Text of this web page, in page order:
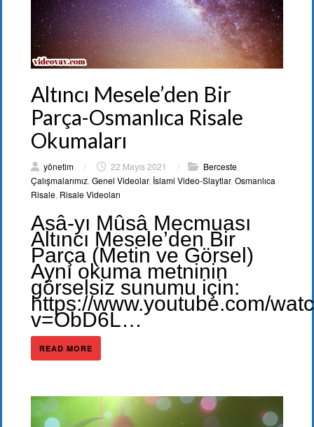
Altıncı Mesele’den Bir
Parça-Osmanlıca Risale
Okumaları
yönetim / 22 Mayıs 2021 / Berceste
Çalışmalarımız Genel Videolar, İslami Video-Slaytlar, Osmanlıca
Risale Risale Videoları
Asâ-yı Mûsâ Mecmuası
Altıncı Mesele’den Bir
Parça (Metin ve Görsel)
Aynı okuma metninin
görselsiz sunumu için:
https://www.youtube.com/
v=ObD6L…
READ MORE